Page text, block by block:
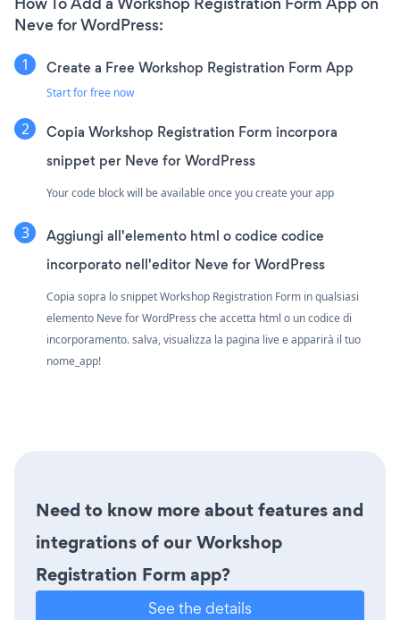
Neve for WordPress:
Create a Free Workshop Registration Form App
Start for free now
Copia Workshop Registration Form incorpora
snippet per Neve for WordPress
Your code block will be available once you create your app
Aggiungi all'elemento html o codice codice
incorporato nell'editor Neve for WordPress
Copia sopra lo snippet Workshop Registration Form in qualsiasi
elemento Neve for WordPress che accetta html o un codice di
incorporamento. salva, visualizza la pagina live e apparirà il tuo
nome_app!
Need to know more about features and
integrations of our Workshop
Registration Form app?
See the details